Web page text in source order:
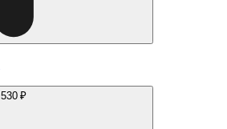
530 ₽